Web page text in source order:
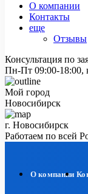
О компании
Контакты
еще
Отзывы
Консультация по
Пн-Пт 09:00-18:00,
Мой город
Новосибирск
г. Новосибирск
Работаем по всей
О компании